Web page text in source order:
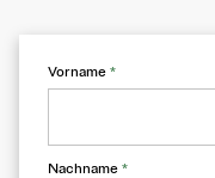
Vorname *
Nachname *